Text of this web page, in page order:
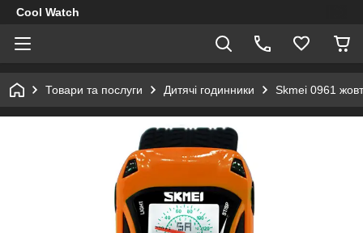
Cool Watch
Товари та послуги Дитячі годинники Skmei 0961